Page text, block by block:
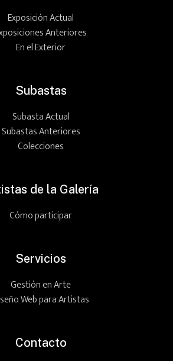
Exposición Actual
Anteriores
En el Exterior
Subastas
Subasta Actual
Subastas Anteriores
Colecciones
de la Galería
Cómo participar
Servicios
Gestión en Arte
Web para Artistas
Contacto